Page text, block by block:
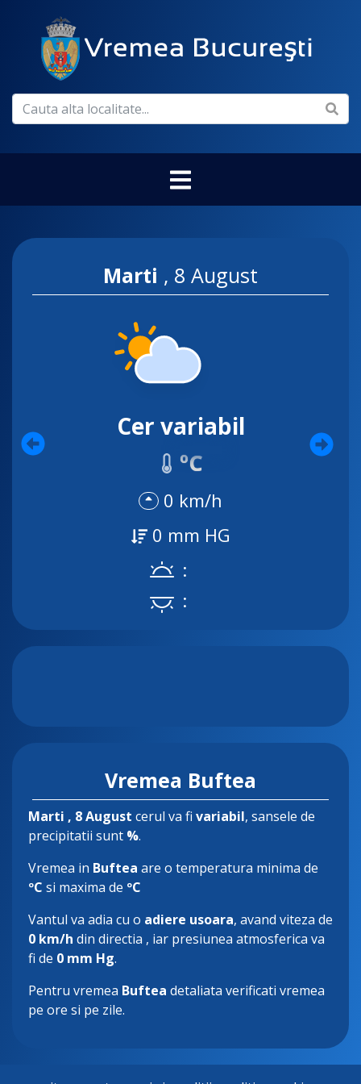
Marti , 8 August
Cer variabil
ºC
0 km/h
0 mm HG
:
:
Vremea Buftea
Marti , 8 August cerul va fi variabil, sansele de
precipitatii sunt %.
Vremea in Buftea are o temperatura minima de
ºC si maxima de ºC
Vantul va adia cu o adiere usoara, avand viteza de
0 km/h din directia , iar presiunea atmosferica va
fi de 0 mm Hg.
Pentru vremea Buftea detaliata verificati vremea
pe ore si pe zile.